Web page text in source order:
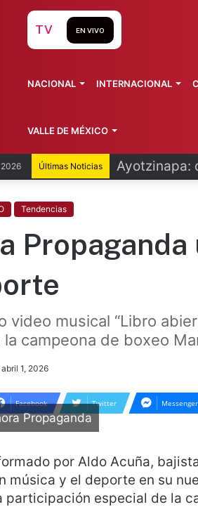
Últimas Noticias Ayotzinapa:
TV EN VIVO
NACIONAL INTERNACIONAL
VALLE DE MÉXICO
Tendencias
video musical “Libro
campeona de boxeo
abril 1, 2026
Facebook Twitter Messenger
Propaganda
por Aldo Acuña,
música y el deporte en su
participación especial de la